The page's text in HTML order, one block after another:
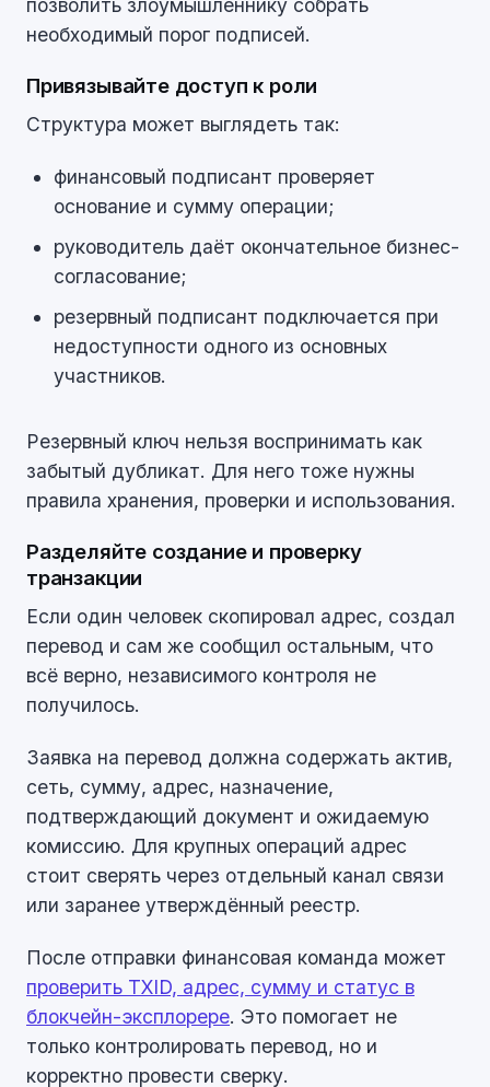
позволить злоумышленнику собрать
необходимый порог подписей.
Привязывайте доступ к роли
Структура может выглядеть так:
финансовый подписант проверяет
основание и сумму операции;
руководитель даёт окончательное бизнес-
согласование;
резервный подписант подключается при
недоступности одного из основных
участников.
Резервный ключ нельзя воспринимать как
забытый дубликат. Для него тоже нужны
правила хранения, проверки и использования.
Разделяйте создание и проверку
транзакции
Если один человек скопировал адрес, создал
перевод и сам же сообщил остальным, что
всё верно, независимого контроля не
получилось.
Заявка на перевод должна содержать актив,
сеть, сумму, адрес, назначение,
подтверждающий документ и ожидаемую
комиссию. Для крупных операций адрес
стоит сверять через отдельный канал связи
или заранее утверждённый реестр.
После отправки финансовая команда может
проверить TXID, адрес, сумму и статус в
блокчейн-эксплорере. Это помогает не
только контролировать перевод, но и
корректно провести сверку.